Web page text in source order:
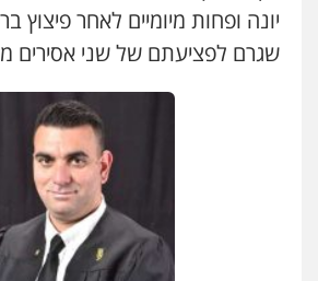
עו"ד אלון קריטי
0525544654
עו"ד זוהר ארבל
פשיעה חמורה
0538788878
עו"ד שלי גורביץ – לוי
יונה ופחות מיומיים לאחר פיצוץ
שגרם לפציעתם של שני אסירים
מנשה, אלמוג – עורכי
פלילי עבירות תנועה
עורכי דין לענייני אסירים
0546470989
עו"ד אבי כהן
פשיעה חמורה
עבירות מין
0523647066